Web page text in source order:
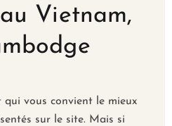
Vietnam,
qui vous convient le mieux
sur le site. Mais si